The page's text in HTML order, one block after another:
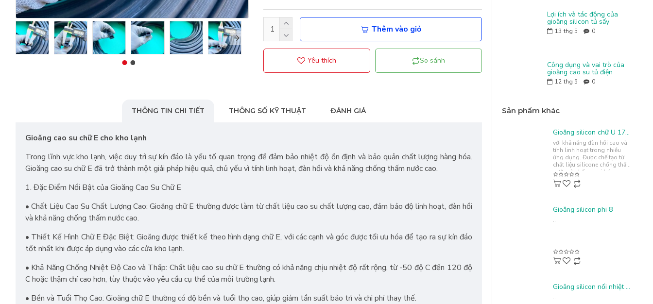
Thêm vào giỏ
Yêu thích So sánh
THÔNG TIN CHI TIẾT THÔNG SỐ KỸ THUẬT ĐÁNH GIÁ
Gioăng cao su chữ E cho kho lạnh
Trong lĩnh vực kho lạnh, việc duy trì sự kín đáo là yếu tố quan trọng để đảm bảo nhiệt độ ổn định và bảo quản chất lượng hàng hóa.
Gioăng cao su chữ E đã trở thành một giải pháp hiệu quả, chủ yếu vì tính linh hoạt, đàn hồi và khả năng chống thấm nước cao.
1. Đặc Điểm Nổi Bật của Gioăng Cao Su Chữ E
• Chất Liệu Cao Su Chất Lượng Cao: Gioăng chữ E thường được làm từ chất liệu cao su chất lượng cao, đảm bảo độ linh hoạt, đàn hồi
và khả năng chống thấm nước cao.
• Thiết Kế Hình Chữ E Đặc Biệt: Gioăng được thiết kế theo hình dạng chữ E, với các cạnh và góc được tối ưu hóa để tạo ra sự kín đáo
tốt nhất khi được áp dụng vào các cửa kho lạnh.
• Khả Năng Chống Nhiệt Độ Cao và Thấp: Chất liệu cao su chữ E thường có khả năng chịu nhiệt độ rất rộng, từ -50 độ C đến 120 độ
C hoặc thậm chí cao hơn, tùy thuộc vào yêu cầu cụ thể của môi trường lạnh.
• Bền và Tuổi Thọ Cao: Gioăng chữ E thường có độ bền và tuổi thọ cao, giúp giảm tần suất bảo trì và chi phí thay thế.
Lợi ích và tác động của
gioăng silicon tủ sấy
13 thg 5 0
Công dụng và vai trò của
gioăng cao su tủ điện
12 thg 5 0
Sản phẩm khác
Gioăng silicon chữ U 17x20x2
với khả năng đàn hồi cao và
tính linh hoạt trong nhiều
ứng dụng. Được chế tạo từ
chất liệu silicone chống thấm
nước và chống oxi hóa,
gioăng này không chỉ
mang..
Gioăng silicon phi 8
..
Gioăng silicon nối nhiệt chữ U 17x15x2.5
..